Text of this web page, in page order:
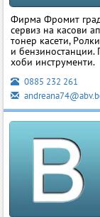
Фирма Фромит
сервиз на касови
тонер касети,
и бензиностанции.
хоби инструменти.
0885 232 261